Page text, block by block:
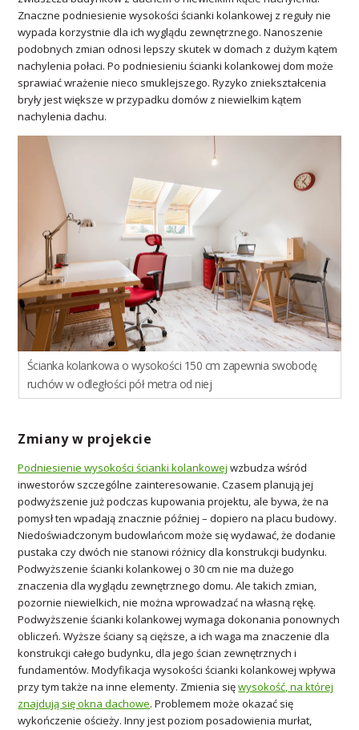
Znaczne podniesienie wysokości ścianki kolankowej z reguły nie
wypada korzystnie dla ich wyglądu zewnętrznego. Nanoszenie
podobnych zmian odnosi lepszy skutek w domach z dużym kątem
nachylenia połaci. Po podniesieniu ścianki kolankowej dom może
sprawiać wrażenie nieco smuklejszego. Ryzyko zniekształcenia
bryły jest większe w przypadku domów z niewielkim kątem
nachylenia dachu.
Ścianka kolankowa o wysokości 150 cm zapewnia swobodę
ruchów w odległości pół metra od niej
Zmiany w projekcie
Podniesienie wysokości ścianki kolankowej wzbudza wśród
inwestorów szczególne zainteresowanie. Czasem planują jej
podwyższenie już podczas kupowania projektu, ale bywa, że na
pomysł ten wpadają znacznie później – dopiero na placu budowy.
Niedoświadczonym budowlańcom może się wydawać, że dodanie
pustaka czy dwóch nie stanowi różnicy dla konstrukcji budynku.
Podwyższenie ścianki kolankowej o 30 cm nie ma dużego
znaczenia dla wyglądu zewnętrznego domu. Ale takich zmian,
pozornie niewielkich, nie można wprowadzać na własną rękę.
Podwyższenie ścianki kolankowej wymaga dokonania ponownych
obliczeń. Wyższe ściany są cięższe, a ich waga ma znaczenie dla
konstrukcji całego budynku, dla jego ścian zewnętrznych i
fundamentów. Modyfikacja wysokości ścianki kolankowej wpływa
przy tym także na inne elementy. Zmienia sięwysokość, na której
znajdują się okna dachowe. Problemem może okazać się
wykończenie ościeży. Inny jest poziom posadowienia murłat,